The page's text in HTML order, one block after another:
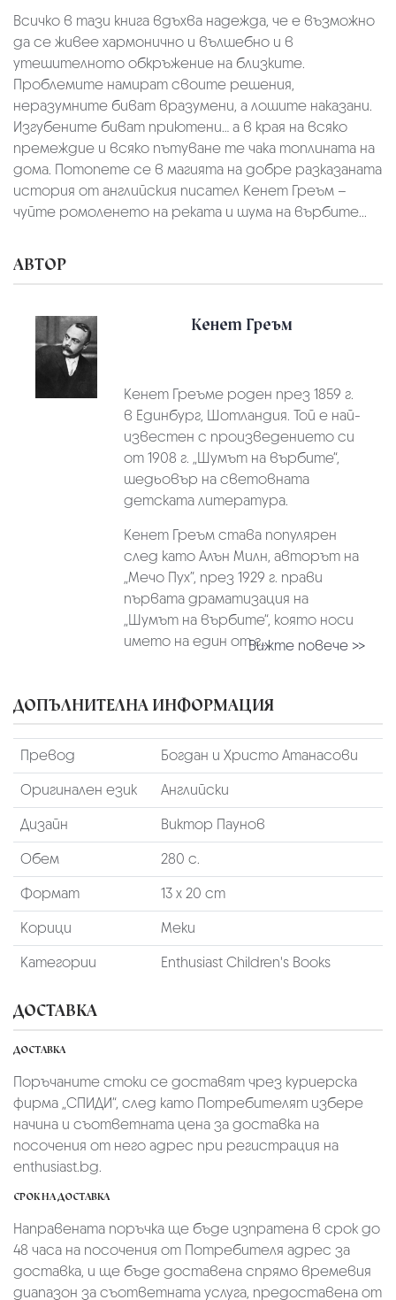
Всичко в тази книга вдъхва надежда, че е възможно
да се живее хармонично и вълшебно и в
утешителното обкръжение на близките.
Проблемите намират своите решения,
неразумните биват вразумени, а лошите наказани.
Изгубените биват приютени… а в края на всяко
премеждие и всяко пътуване те чака топлината на
дома. Потопете се в магията на добре разказаната
история от английския писател Кенет Греъм –
чуйте ромоленето на реката и шума на върбите...
АВТОР
Кенет Греъм
Кенет Греъме роден през 1859 г.
в Единбург, Шотландия. Той е най-
известен с произведението си
от 1908 г. „Шумът на върбите“,
шедьовър на световната
детската литература.
Кенет Греъм става популярен
след като Алън Милн, авторът на
„Мечо Пух”, през 1929 г. прави
първата драматизация на
„Шумът на върбите“, която носи
името на един от г...Вижте повече >>
ДОПЪЛНИТЕЛНА ИНФОРМАЦИЯ
Превод
Богдан и Христо Атанасови
Оригинален език
Английски
Дизайн
Виктор Паунов
Обем
280 с.
Формат
13 х 20 cm
Корици
Меки
Категории
Enthusiast Children's Books
ДОСТАВКА
ДОСТАВКА
Поръчаните стоки се доставят чрез куриерскa
фирмa „СПИДИ“, след като Потребителят избере
начина и съответната цена за доставка на
посочения от него адрес при регистрация на
enthusiast.bg.
СРОК НА ДОСТАВКА
Направената поръчка ще бъде изпратена в срок до
48 часа на посочения от Потребителя адрес за
доставка, и ще бъде доставена спрямо времевия
диапазон за съответната услуга, предоставена от